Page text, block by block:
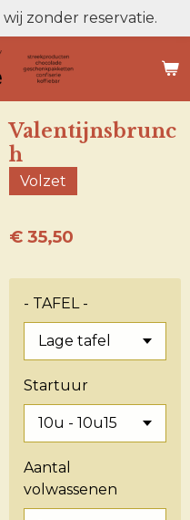
zonder reservatie.
Valentijnsbrunc
h
Volzet
€ 35,50
- TAFEL -
Startuur
Aantal
volwassenen